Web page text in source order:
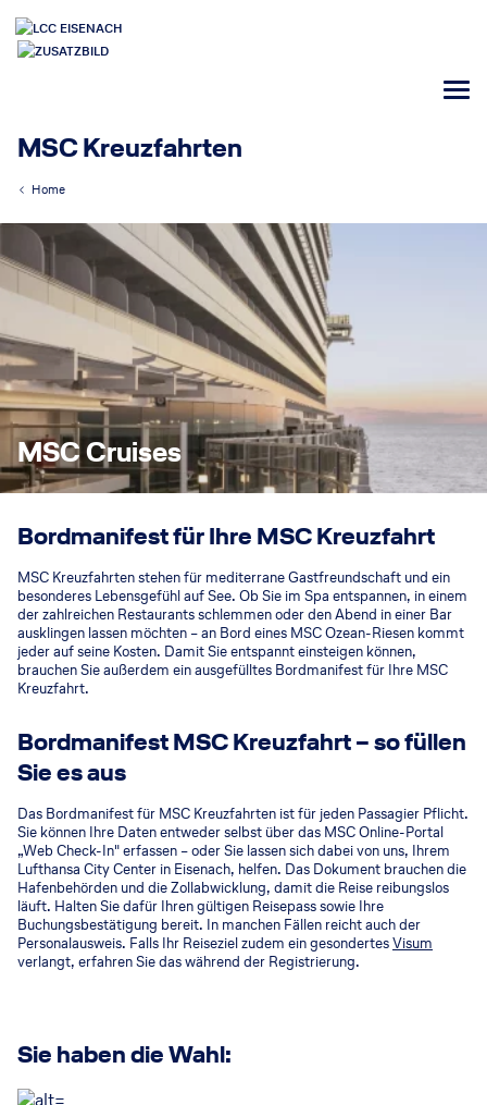
MSC Kreuzfahrten
Home
MSC Cruises
Bordmanifest für Ihre MSC Kreuzfahrt
MSC Kreuzfahrten stehen für mediterrane Gastfreundschaft und ein
besonderes Lebensgefühl auf See. Ob Sie im Spa entspannen, in einem
der zahlreichen Restaurants schlemmen oder den Abend in einer Bar
ausklingen lassen möchten – an Bord eines MSC Ozean-Riesen kommt
jeder auf seine Kosten. Damit Sie entspannt einsteigen können,
brauchen Sie außerdem ein ausgefülltes Bordmanifest für Ihre MSC
Kreuzfahrt.
Bordmanifest MSC Kreuzfahrt – so füllen
Sie es aus
Das Bordmanifest für MSC Kreuzfahrten ist für jeden Passagier Pflicht.
Sie können Ihre Daten entweder selbst über das MSC Online-Portal
„Web Check-In" erfassen – oder Sie lassen sich dabei von uns, Ihrem
Lufthansa City Center in Eisenach, helfen. Das Dokument brauchen die
Hafenbehörden und die Zollabwicklung, damit die Reise reibungslos
läuft. Halten Sie dafür Ihren gültigen Reisepass sowie Ihre
Buchungsbestätigung bereit. In manchen Fällen reicht auch der
Personalausweis. Falls Ihr Reiseziel zudem ein gesondertesVisum
verlangt, erfahren Sie das während der Registrierung.
Sie haben die Wahl: